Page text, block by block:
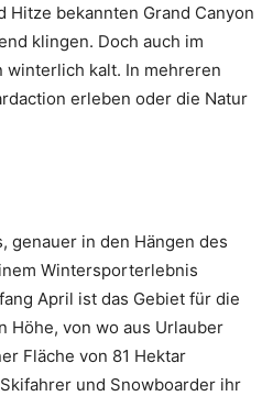
bekannten Grand Canyon
klingen. Doch auch im
winterlich kalt. In mehreren
erleben oder die Natur
genauer in den Hängen des
Wintersporterlebnis
April ist das Gebiet für die
Höhe, von wo aus Urlauber
Fläche von 81 Hektar
und Snowboarder ihr